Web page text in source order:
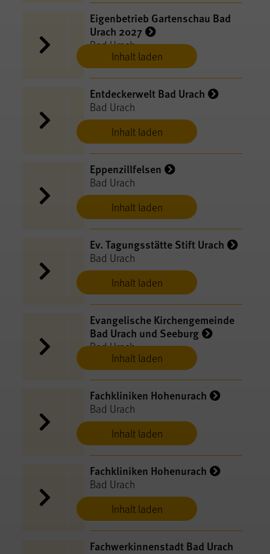
Inhalt laden
Eigenbetrieb Gartenschau Bad
Urach 2027
Bad Urach
Inhalt laden
Entdeckerwelt Bad Urach
Bad Urach
Inhalt laden
Eppenzillfelsen
Bad Urach
Inhalt laden
Ev. Tagungsstätte Stift Urach
Bad Urach
Inhalt laden
Evangelische Kirchengemeinde
Bad Urach und Seeburg
Bad Urach
Inhalt laden
Fachkliniken Hohenurach
Bad Urach
Inhalt laden
Fachkliniken Hohenurach
Bad Urach
Fachwerkinnenstadt Bad Urach